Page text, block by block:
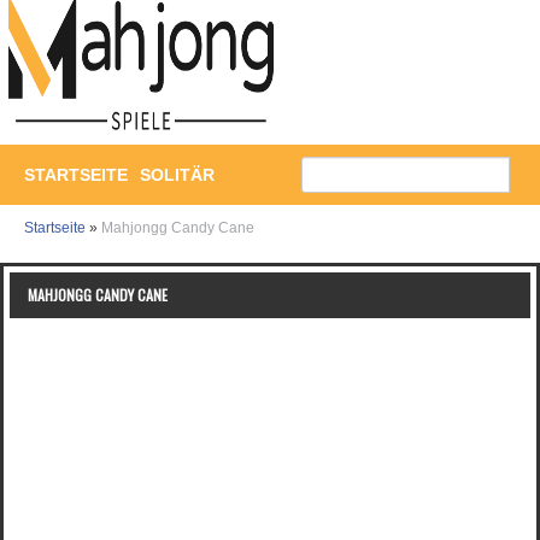
STARTSEITE SOLITÄR
Startseite » Mahjongg Candy Cane
MAHJONGG CANDY CANE